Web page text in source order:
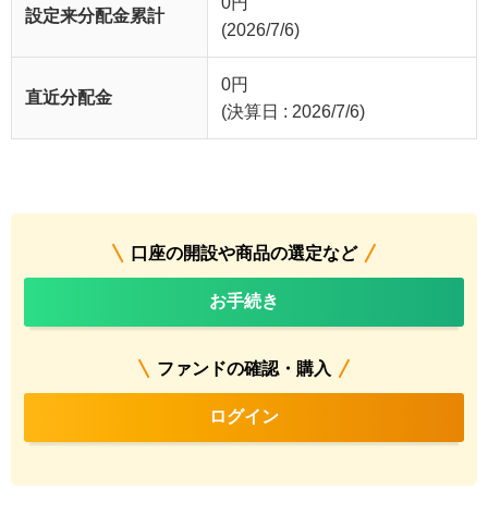
設定来分配金累計
(2026/7/6)
直近分配金
0円
(決算日 : 2026/7/6)
口座の開設や商品の選定など
お手続き
ファンドの確認・購入
ログイン